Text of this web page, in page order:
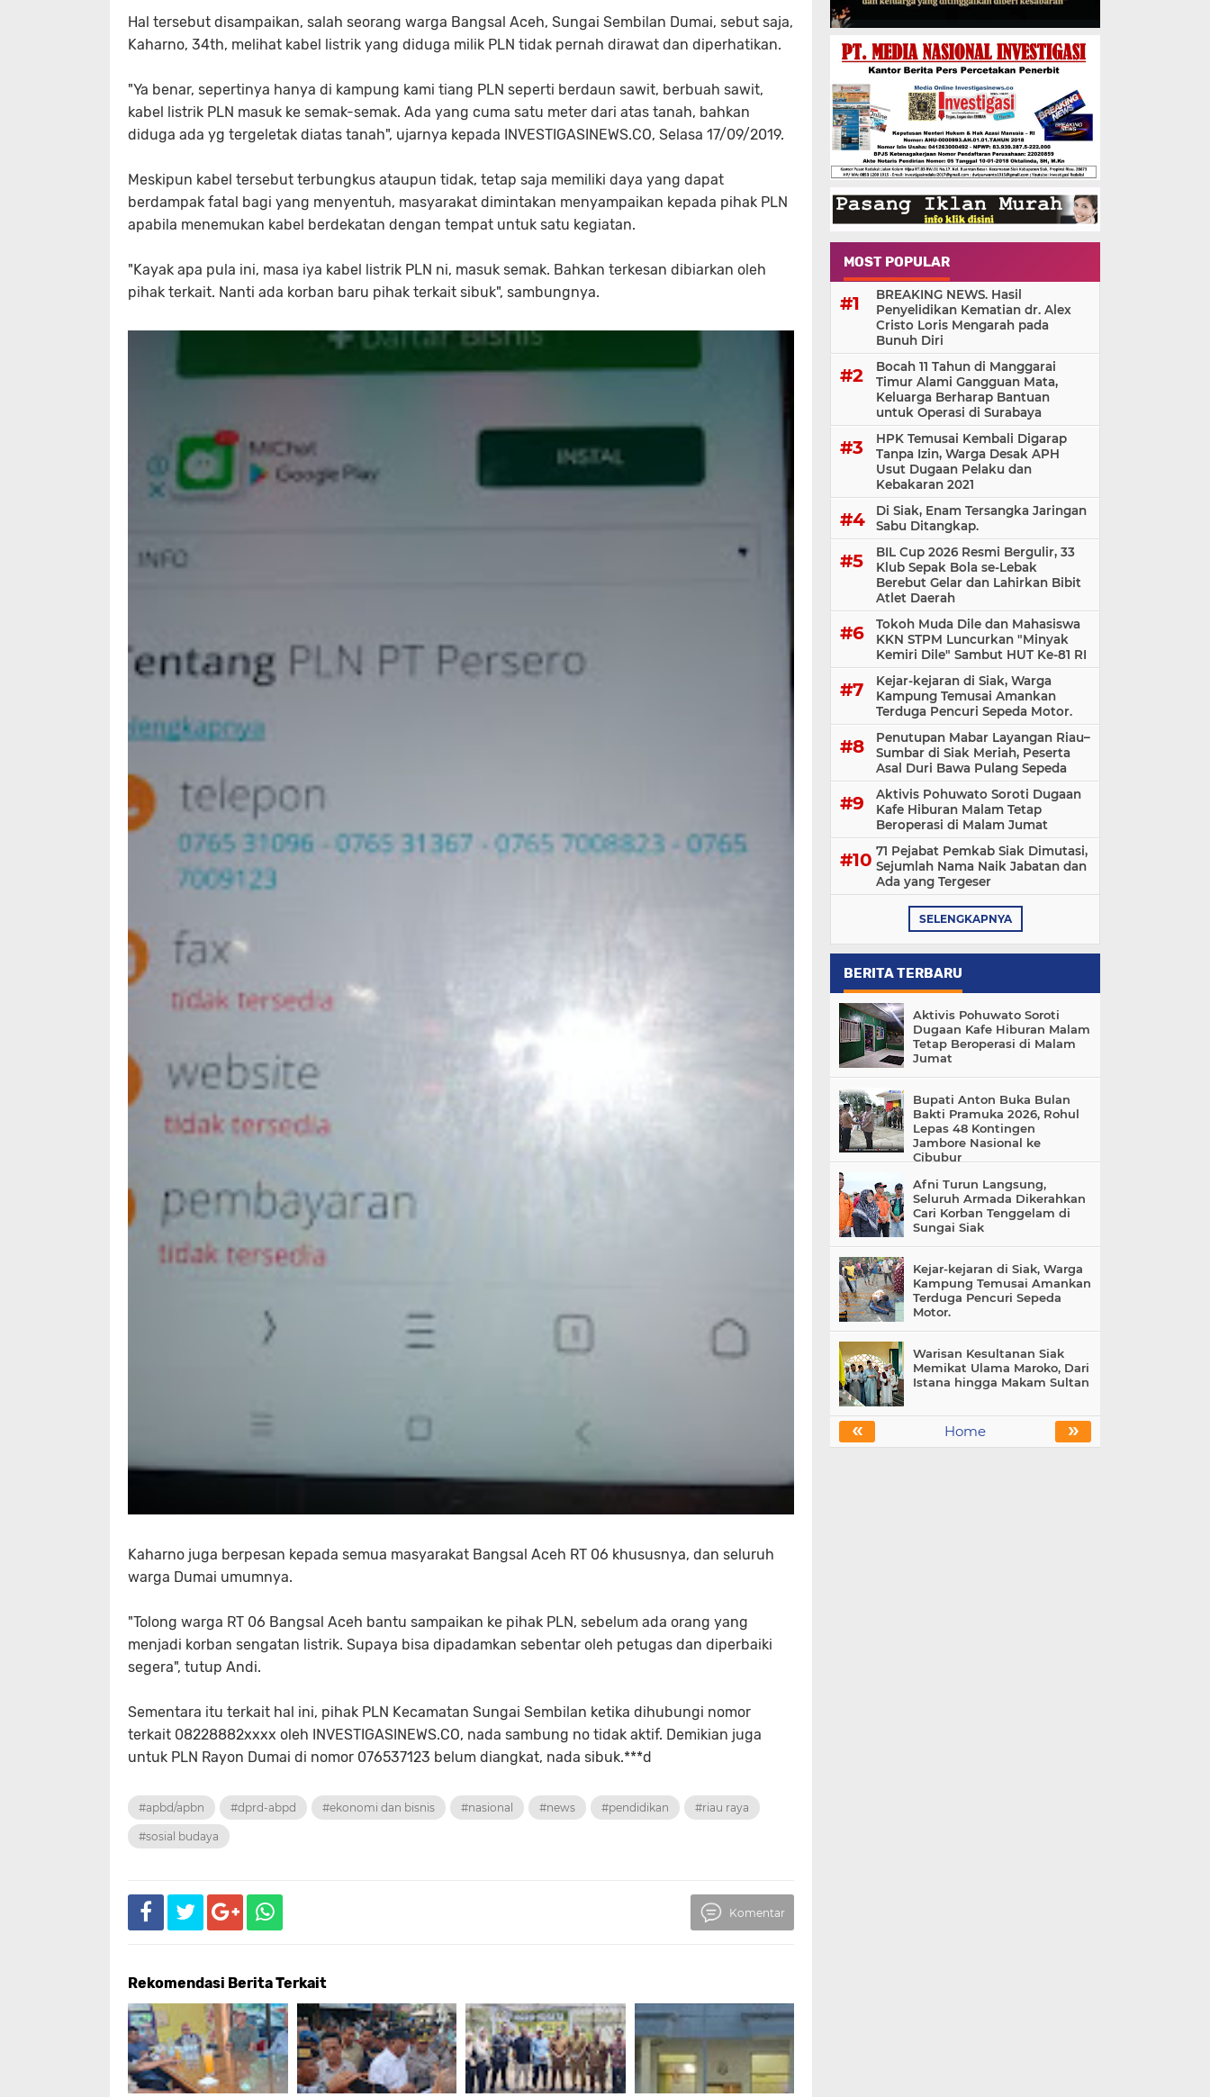
Hal tersebut disampaikan, salah seorang warga Bangsal Aceh, Sungai Sembilan Dumai, sebut saja,
Kaharno, 34th, melihat kabel listrik yang diduga milik PLN tidak pernah dirawat dan diperhatikan.
"Ya benar, sepertinya hanya di kampung kami tiang PLN seperti berdaun sawit, berbuah sawit,
kabel listrik PLN masuk ke semak-semak. Ada yang cuma satu meter dari atas tanah, bahkan
diduga ada yg tergeletak diatas tanah", ujarnya kepada INVESTIGASINEWS.CO, Selasa 17/09/2019.
Meskipun kabel tersebut terbungkus ataupun tidak, tetap saja memiliki daya yang dapat
berdampak fatal bagi yang menyentuh, masyarakat dimintakan menyampaikan kepada pihak PLN
apabila menemukan kabel berdekatan dengan tempat untuk satu kegiatan.
"Kayak apa pula ini, masa iya kabel listrik PLN ni, masuk semak. Bahkan terkesan dibiarkan oleh
pihak terkait. Nanti ada korban baru pihak terkait sibuk", sambungnya.
Kaharno juga berpesan kepada semua masyarakat Bangsal Aceh RT 06 khususnya, dan seluruh
warga Dumai umumnya.
"Tolong warga RT 06 Bangsal Aceh bantu sampaikan ke pihak PLN, sebelum ada orang yang
menjadi korban sengatan listrik. Supaya bisa dipadamkan sebentar oleh petugas dan diperbaiki
segera", tutup Andi.
Sementara itu terkait hal ini, pihak PLN Kecamatan Sungai Sembilan ketika dihubungi nomor
terkait 08228882xxxx oleh INVESTIGASINEWS.CO, nada sambung no tidak aktif. Demikian juga
untuk PLN Rayon Dumai di nomor 076537123 belum diangkat, nada sibuk.***d
#apbd/apbn #dprd-abpd #ekonomi dan bisnis #nasional #news #pendidikan #riau raya
#sosial budaya
Komentar
Rekomendasi Berita Terkait
MOST POPULAR
BREAKING NEWS. Hasil
Penyelidikan Kematian dr. Alex
Cristo Loris Mengarah pada
Bunuh Diri
Bocah 11 Tahun di Manggarai
Timur Alami Gangguan Mata,
Keluarga Berharap Bantuan
untuk Operasi di Surabaya
HPK Temusai Kembali Digarap
Tanpa Izin, Warga Desak APH
Usut Dugaan Pelaku dan
Kebakaran 2021
Di Siak, Enam Tersangka Jaringan
Sabu Ditangkap.
BIL Cup 2026 Resmi Bergulir, 33
Klub Sepak Bola se-Lebak
Berebut Gelar dan Lahirkan Bibit
Atlet Daerah
Tokoh Muda Dile dan Mahasiswa
KKN STPM Luncurkan "Minyak
Kemiri Dile" Sambut HUT Ke-81 RI
Kejar-kejaran di Siak, Warga
Kampung Temusai Amankan
Terduga Pencuri Sepeda Motor.
Penutupan Mabar Layangan Riau–
Sumbar di Siak Meriah, Peserta
Asal Duri Bawa Pulang Sepeda
Aktivis Pohuwato Soroti Dugaan
Kafe Hiburan Malam Tetap
Beroperasi di Malam Jumat
71 Pejabat Pemkab Siak Dimutasi,
Sejumlah Nama Naik Jabatan dan
Ada yang Tergeser
SELENGKAPNYA
BERITA TERBARU
Aktivis Pohuwato Soroti
Dugaan Kafe Hiburan Malam
Tetap Beroperasi di Malam
Jumat
Bupati Anton Buka Bulan
Bakti Pramuka 2026, Rohul
Lepas 48 Kontingen
Jambore Nasional ke
Cibubur
Afni Turun Langsung,
Seluruh Armada Dikerahkan
Cari Korban Tenggelam di
Sungai Siak
Kejar-kejaran di Siak, Warga
Kampung Temusai Amankan
Terduga Pencuri Sepeda
Motor.
Warisan Kesultanan Siak
Memikat Ulama Maroko, Dari
Istana hingga Makam Sultan
« »
Home